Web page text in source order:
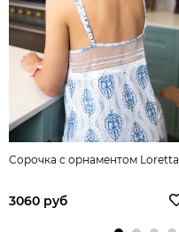
Сорочка с орнаментом Loretta
3060 руб